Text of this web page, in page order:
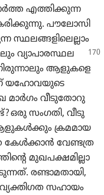
എത്തിക്കു​ന്ന​
പൗലോ​സി​
വ്യാപാ​ര​സ്ഥ​ല​
ആളുകളെ
യഹോ​വ​യു​ടെ
മാർഗം വീടു​തോ​റു​
ഒരു സംഗതി, വീടു​
ക്രമമായ
വേണ്ടത്ര
മുഖപ​ക്ഷ​മി​ല്ലാ​
രണ്ടാമ​താ​യി,
സഹായം